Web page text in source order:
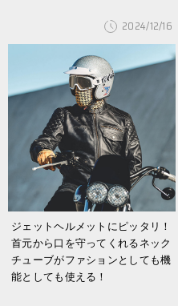
2024/12/16
ジェットヘルメットにピッタリ！
首元から口を守ってくれるネック
チューブがファションとしても機
能としても使える！